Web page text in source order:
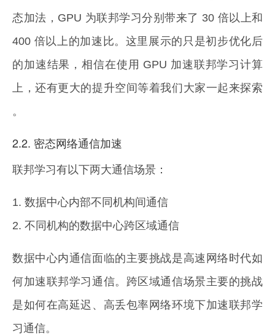
态加法，GPU 为联邦学习分别带来了 30 倍以上和
400 倍以上的加速比。这里展示的只是初步优化后
的加速结果，相信在使用 GPU 加速联邦学习计算
上，还有更大的提升空间等着我们大家一起来探索
。
2.2. 密态网络通信加速
联邦学习有以下两大通信场景：
1. 数据中心内部不同机构间通信
2. 不同机构的数据中心跨区域通信
数据中心内通信面临的主要挑战是高速网络时代如
何加速联邦学习通信。跨区域通信场景主要的挑战
是如何在高延迟、高丢包率网络环境下加速联邦学
习通信。